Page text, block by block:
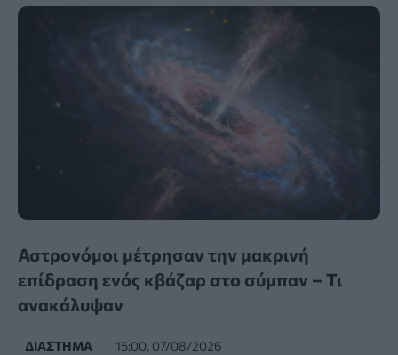
Αστρονόμοι μέτρησαν την μακρινή
επίδραση ενός κβάζαρ στο σύμπαν – Τι
ανακάλυψαν
ΔΙΆΣΤΗΜΑ 15:00, 07/08/2026